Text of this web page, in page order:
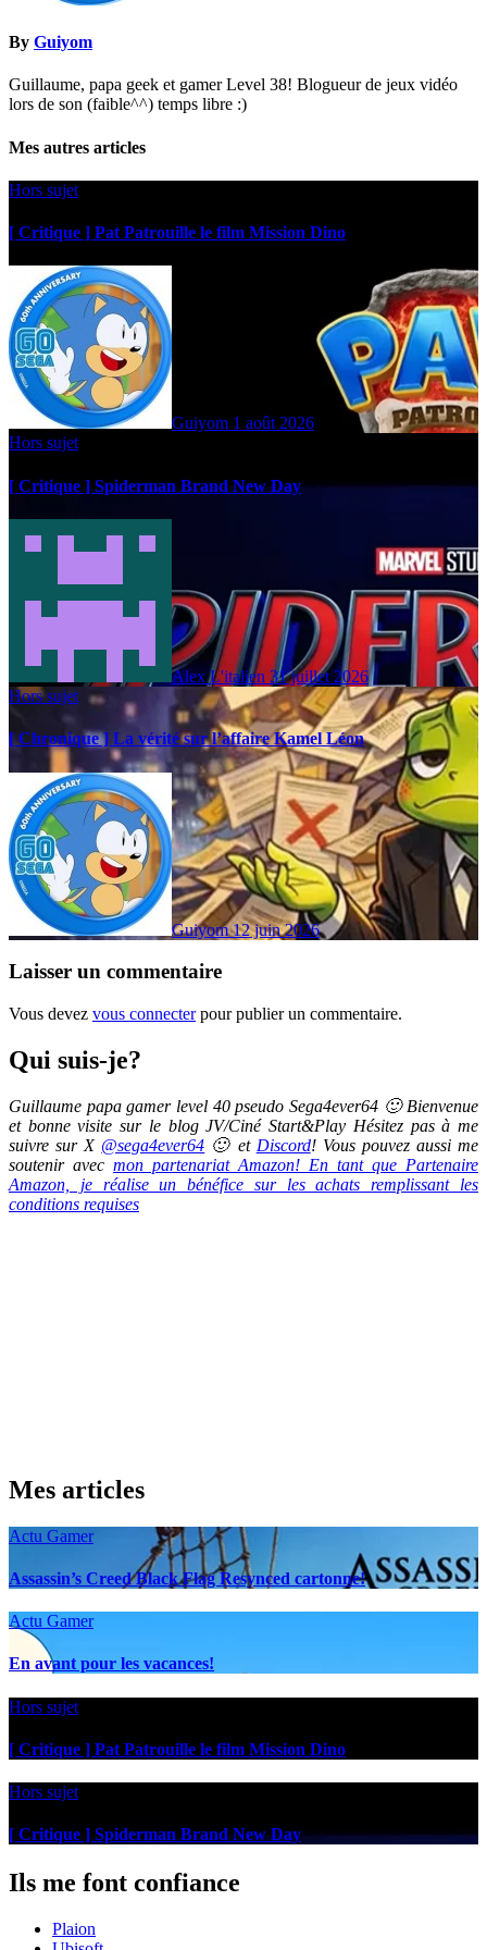
By Guiyom
Guillaume, papa geek et gamer Level 38! Blogueur de jeux vidéo
lors de son (faible^^) temps libre :)
Mes autres articles
Hors sujet
[ Critique ] Pat Patrouille le film Mission Dino
Guiyom 1 août 2026
Hors sujet
[ Critique ] Spiderman Brand New Day
Alex L'italien 31 juillet 2026
Hors sujet
[ Chronique ] La vérité sur l’affaire Kamel Léon
Guiyom12 juin 2026
Laisser un commentaire
Vous devez vous connecterpour publier un commentaire.
Qui suis-je?
Guillaume papa gamer level 40 pseudo Sega4ever64 🙂 Bienvenue
et bonne visite sur le blog JV/Ciné Start&Play Hésitez pas à me
suivre sur X @sega4ever64 🙂 et Discord! Vous pouvez aussi me
soutenir avec mon partenariat Amazon! En tant que Partenaire
Amazon, je réalise un bénéfice sur les achats remplissant les
conditions requises
Mes articles
Actu Gamer
Assassin’s Creed Black Flag Resynced cartonne!
Actu Gamer
En avant pour les vacances!
Hors sujet
[ Critique ] Pat Patrouille le film Mission Dino
Hors sujet
[ Critique ] Spiderman Brand New Day
Ils me font confiance
Plaion